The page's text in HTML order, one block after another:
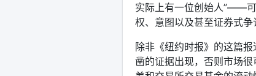
实际上有一位创始人”——
权、意图以及甚至证券式争
除非《纽约时报》的这篇
凿的证据出现，否则市场